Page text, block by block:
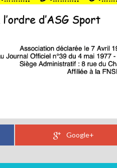
Google+